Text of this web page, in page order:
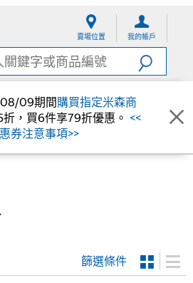
賣場位置 我的帳戶
09期間購買指定米森商
折，買6件享79折優惠。 <<
券注意事項>>
篩選條件